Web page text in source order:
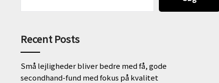
Recent Posts
Små lejligheder bliver bedre med få, gode
secondhand-fund med fokus på kvalitet